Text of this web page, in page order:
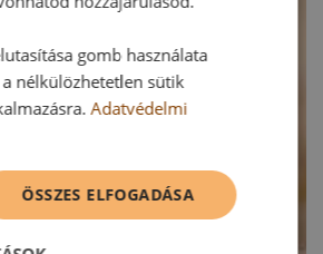
gomb használata
a nélkülözhetetlen sütik
Adatvédelmi
ÖSSZES ELFOGADÁSA